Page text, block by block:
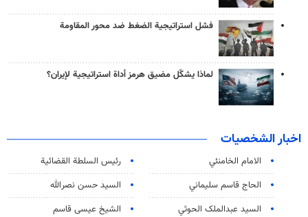
فشل استراتيجية الضغط ضد محور المقاومة
لماذا يشكّل مضيق هرمز أداة استراتيجية لإيران؟
اخبار الشخصيات
الامام الخامنئي
رئیس السلطة القضائیة
الحاج قاسم سليماني
السيد حسن نصرالله
السید عبدالملک الحوثي
الشيخ عيسى قاسم